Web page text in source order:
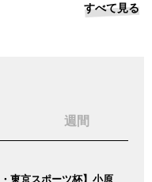
すべて見る
週間
・東京スポーツ杯】小原